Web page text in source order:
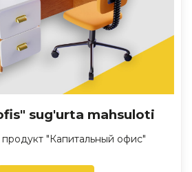
sug'urta mahsuloti
продукт "Капитальный офис"